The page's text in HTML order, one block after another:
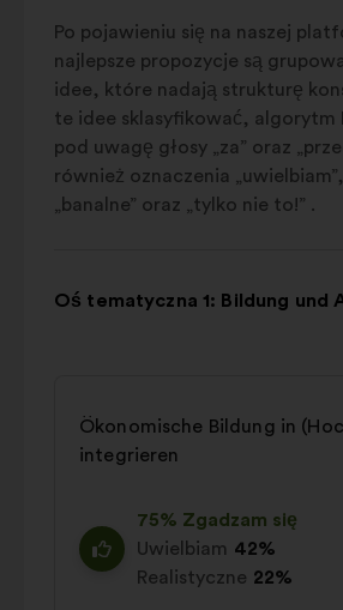
Po pojawieniu się na naszej
najlepsze propozycje są
idee, które nadają strukturę
te idee sklasyfikować, algorytm
pod uwagę głosy „za” oraz
również oznaczenia
„banalne” oraz „tylko nie to!” .
Oś tematyczna 1: Bildung und
Ökonomische Bildung in
integrieren
75% Zgadzam się
Uwielbiam 42%
Realistyczne 22%